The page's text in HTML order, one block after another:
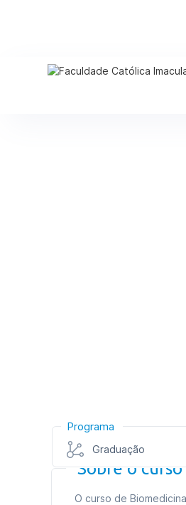
Programa
Graduação
Sobre o curso
O curso de